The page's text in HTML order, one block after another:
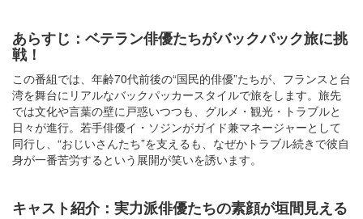
あらすじ：ベテラン俳優たちがバックパック旅に挑
戦！
この番組では、年齢70代前後の“国民的俳優”たちが、フランスと台
湾を舞台にリアルなバックパッカースタイルで旅をします。旅先
では文化や言葉の壁に戸惑いつつも、グルメ・観光・トラブルと
日々が進行。若手俳優イ・ソジンがガイド兼マネージャーとして
同行し、“おじいさんたち”を支えるも、なぜかトラブル続きで彼自
身が一番苦労するという展開が笑いを誘います。
キャスト紹介：実力派俳優たちの素顔が垣間見える